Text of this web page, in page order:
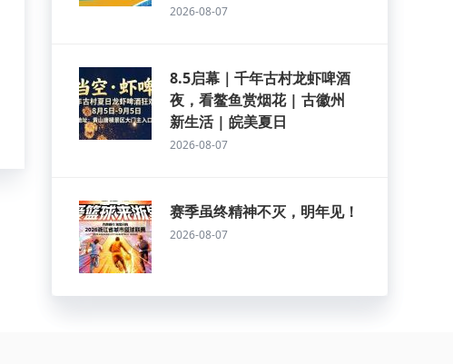
2026-08-07
8.5启幕｜千年古村龙虾啤酒
夜，看鳌鱼赏烟花 | 古徽州
新生活 | 皖美夏日
2026-08-07
赛季虽终精神不灭，明年见！
2026-08-07